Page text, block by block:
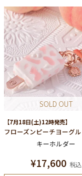
SOLD OUT
【7月18日(土)12時発売】
キーホルダー
¥17,600 税込